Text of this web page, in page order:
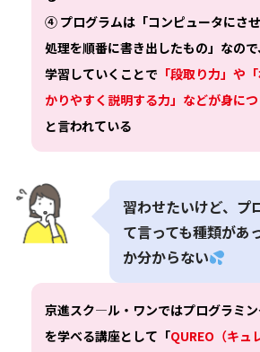
④ プログラムは「コンピュータにさ
処理を順番に書き出したもの」なので
学習していくことで 「段取り力」や
かりやすく説明する力」などが身につ
と言われている
習わせたいけど、プ
て言っても種類があ
か分からない
京進スク―ル・ワンではプログラミ
を学べる講座として「QUREO（キュ